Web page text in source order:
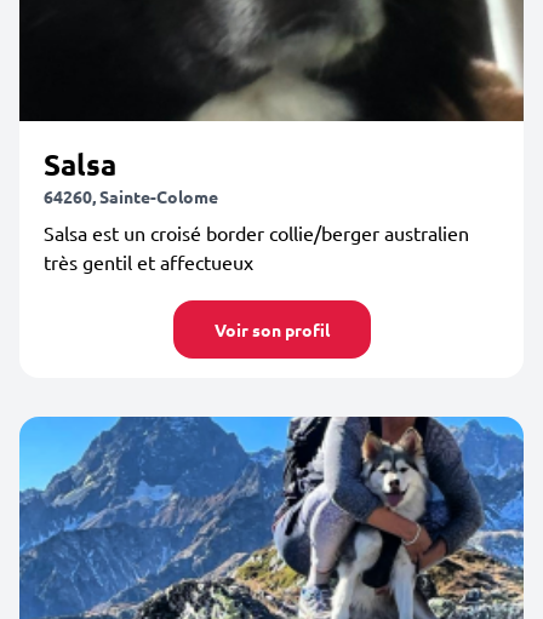
Salsa
64260, Sainte-Colome
Salsa est un croisé border collie/berger australien
très gentil et affectueux
Voir son profil